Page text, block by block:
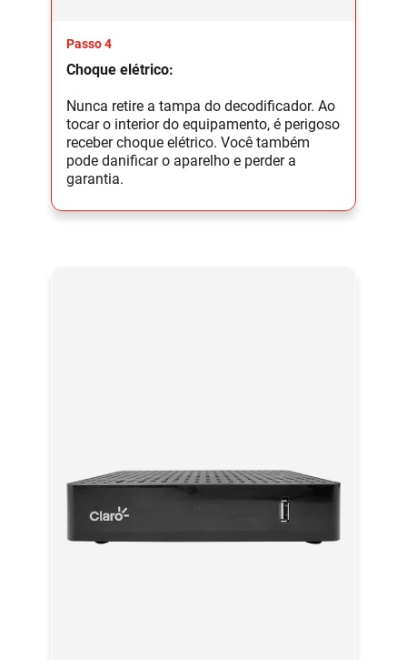
Passo 4
Choque elétrico:
Nunca retire a tampa do decodificador. Ao
tocar o interior do equipamento, é perigoso
receber choque elétrico. Você também
pode danificar o aparelho e perder a
garantia.